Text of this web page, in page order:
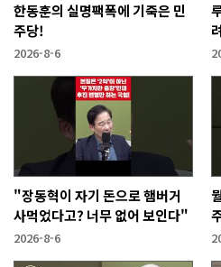
한동훈의 실명팩폭에 기죽은 민
주당!
2026-8-6
"장동혁이 자기 돈으로 햄버거
사먹었다고? 너무 없어 보인다"
2026-8-6